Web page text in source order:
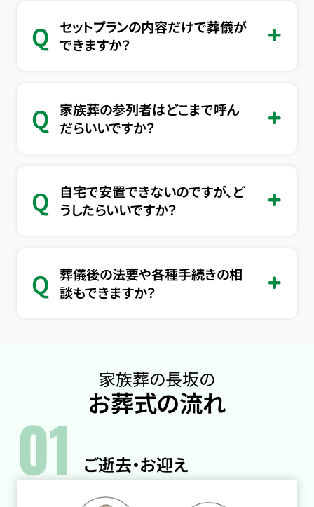
Q
セットプランの内容だけで葬儀が
できますか？
Q
家族葬の参列者はどこまで呼ん
だらいいですか？
Q
自宅で安置できないのですが、ど
うしたらいいですか？
Q 葬儀後の法要や各種手続きの相
談もできますか？
家族葬の長坂の
お葬式の流れ
01 ご逝去・お迎え